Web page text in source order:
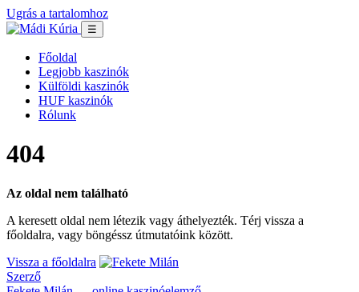
Ugrás a tartalomhoz
☰
Főoldal
Legjobb kaszinók
Külföldi kaszinók
HUF kaszinók
Rólunk
404
Az oldal nem található
A keresett oldal nem létezik vagy áthelyezték. Térj vissza a
főoldalra, vagy böngéssz útmutatóink között.
Vissza a főoldalra
Szerző